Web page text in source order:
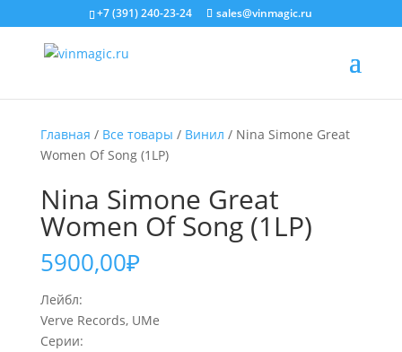
+7 (391) 240-23-24 sales@vinmagic.ru
Главная / Все товары / Винил / Nina Simone Great
Women Of Song (1LP)
Nina Simone Great
Women Of Song (1LP)
5900,00₽
Лейбл:
Verve Records, UMe
Серии: